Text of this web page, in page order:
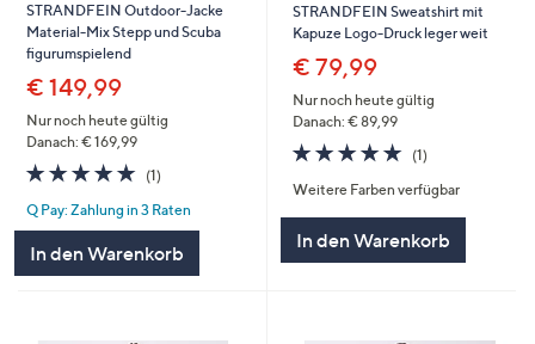
STRANDFEIN Outdoor-Jacke
Material-Mix Stepp und Scuba
figurumspielend
€ 149,99
Nur noch heute gültig
Danach: € 169,99
5.0
von
5
(1)1
Q Pay: Zahlung in 3 Raten
In den Warenkorb
STRANDFEIN Sweatshirt mit
Kapuze Logo-Druck leger weit
€ 79,99
Nur noch heute gültig
Danach: € 89,99
5.0
von
5
(1)1
Weitere Farben verfügbar
In den Warenkorb